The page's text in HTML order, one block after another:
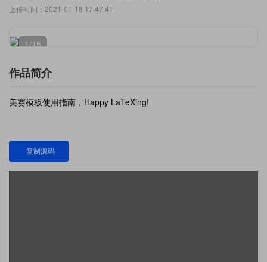
上传时间：2021-01-18 17:47:41
1/15
作品简介
美赛模板使用指南，Happy LaTeXing!
复制源码